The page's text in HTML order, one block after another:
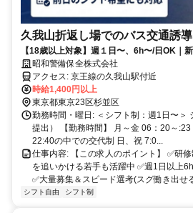
久我山折返し場でのバス交通誘導
【18歳以上対象】週１日〜、6h〜/日OK｜
｜昇給あり
昭和警備保全株式会社
アクセス: 京王線の久我山駅付近
時給1,400円以上
東京都東京23区杉並区
勤務時間・曜日: ＜シフト制：週1日〜＞
提出） 【勤務時間】 月～金 06：20～
22:40の中での交代制 日、祝 7:0...
仕事内容: 【この求人のポイント】 ✅研
を追いかける若手も活躍中 ✅週1日以上
✅大量募集＆スピード選考(スグ働き出せ
シフト自由 シフト制